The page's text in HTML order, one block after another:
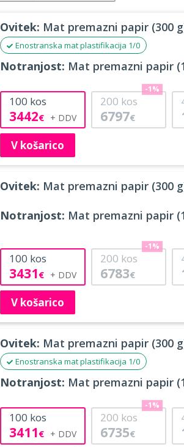
Ovitek: Mat premazni papir (300
Enostranska mat plastifikacija 1/0
Notranjost: Mat premazni papir
100 kos
3442€
200 kos
6797€
-1%
V košarico
Ovitek: Mat premazni papir (300
Notranjost: Mat premazni papir
100 kos
3431€
200 kos
6783€
-1%
V košarico
Ovitek: Mat premazni papir (300
Enostranska mat plastifikacija 1/0
Notranjost: Mat premazni papir
100 kos
3411€
200 kos
6735€
-1%